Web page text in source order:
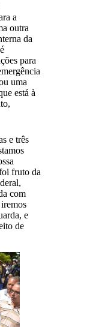
a
outra
da
para
uma
está à
e três
fruto da
com
e
de